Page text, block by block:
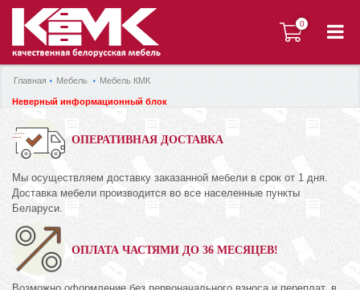
0
0
Главная Мебель Мебель КМК
Неверный информационный блок
ОПЕРАТИВНАЯ ДОСТАВКА
Мы осуществляем доставку заказанной мебели в срок от 1 дня.
Доставка мебели производится во все населенные пункты
Беларуси.
ОПЛАТА ЧАСТЯМИ ДО 36 МЕСЯЦЕВ!